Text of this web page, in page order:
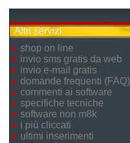
Altri servizi
shop on line
invio sms gratis da web
invio e-mail gratis
domande frequenti (FAQ)
commenti ai software
specifiche tecniche
software non m8k
i più cliccati
ultimi inserimenti